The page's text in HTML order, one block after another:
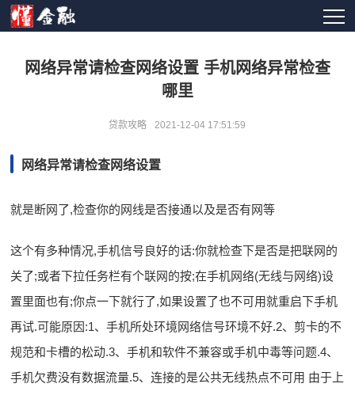
网络异常请检查网络设置 手机网络异常检查
哪里
贷款攻略 2021-12-04 17:51:59
网络异常请检查网络设置
就是断网了,检查你的网线是否接通以及是否有网等
这个有多种情况,手机信号良好的话:你就检查下是否是把联网的
关了;或者下拉任务栏有个联网的按;在手机网络(无线与网络)设
置里面也有;你点一下就行了,如果设置了也不可用就重启下手机
再试.可能原因:1、手机所处环境网络信号环境不好.2、剪卡的不
规范和卡槽的松动.3、手机和软件不兼容或手机中毒等问题.4、
手机欠费没有数据流量.5、连接的是公共无线热点不可用 由于上